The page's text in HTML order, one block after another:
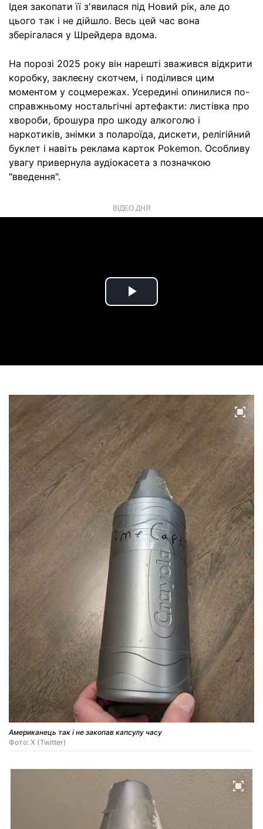
Ідея закопати її з'явилася під Новий рік, але до
цього так і не дійшло. Весь цей час вона
зберігалася у Шрейдера вдома.
На порозі 2025 року він нарешті зважився відкрити
коробку, заклеєну скотчем, і поділився цим
моментом у соцмережах. Усередині опинилися по-
справжньому ностальгічні артефакти: листівка про
хвороби, брошура про шкоду алкоголю і
наркотиків, знімки з полароїда, дискети, релігійний
буклет і навіть реклама карток Pokеmon. Особливу
увагу привернула аудіокасета з позначкою
"введення".
ВІДЕО ДНЯ
Play
Американець так і не закопав капсулу часу
Фото: X (Twitter)